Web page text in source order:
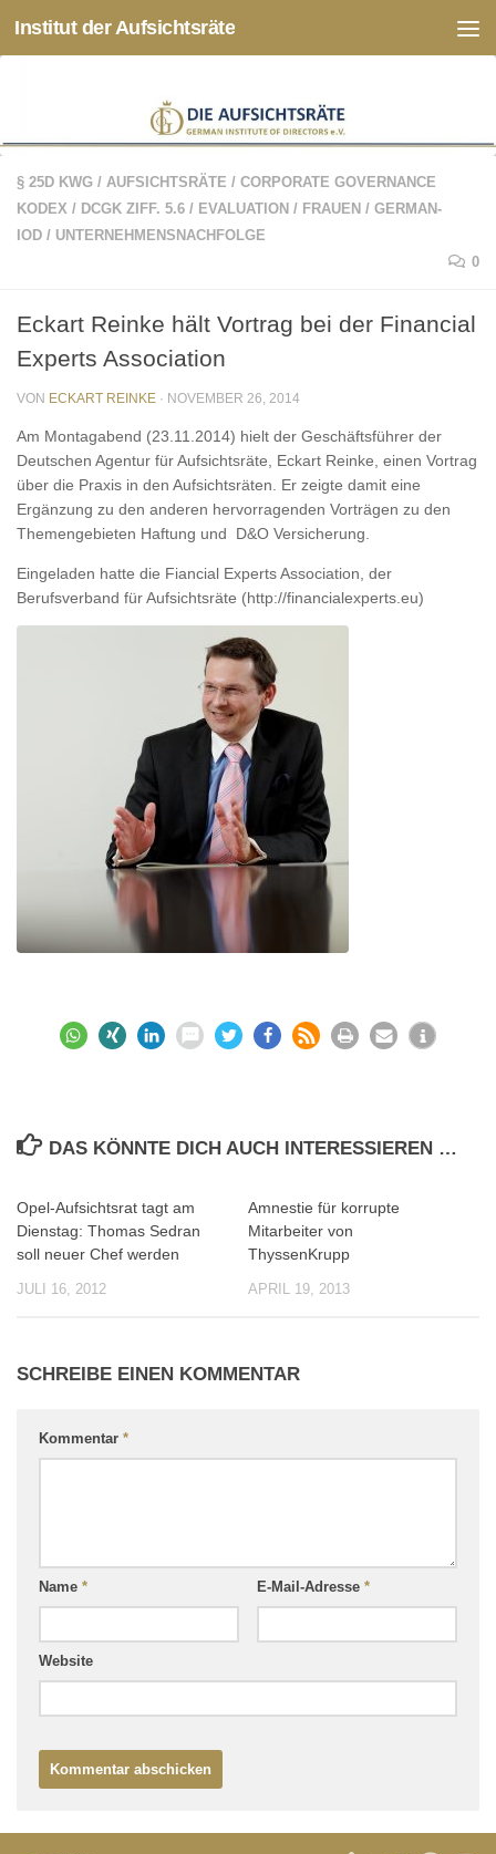
Zum Inhalt springen
Institut der Aufsichtsräte
§ 25D KWG / AUFSICHTSRÄTE / CORPORATE GOVERNANCE
KODEX / DCGK ZIFF. 5.6 / EVALUATION / FRAUEN / GERMAN-
IOD / UNTERNEHMENSNACHFOLGE
0
Eckart Reinke hält Vortrag bei der Financial
Experts Association
VON ECKART REINKE · NOVEMBER 26, 2014
Am Montagabend (23.11.2014) hielt der Geschäftsführer der
Deutschen Agentur für Aufsichtsräte, Eckart Reinke, einen Vortrag
über die Praxis in den Aufsichtsräten. Er zeigte damit eine
Ergänzung zu den anderen hervorragenden Vorträgen zu den
Themengebieten Haftung und D&O Versicherung.
Eingeladen hatte die Fiancial Experts Association, der
Berufsverband für Aufsichtsräte (http://financialexperts.eu)
DAS KÖNNTE DICH AUCH INTERESSIEREN …
Opel-Aufsichtsrat tagt am
Dienstag: Thomas Sedran
soll neuer Chef werden
JULI 16, 2012
Amnestie für korrupte
Mitarbeiter von
ThyssenKrupp
APRIL 19, 2013
SCHREIBE EINEN KOMMENTAR
Kommentar *
Name * E-Mail-Adresse *
Website